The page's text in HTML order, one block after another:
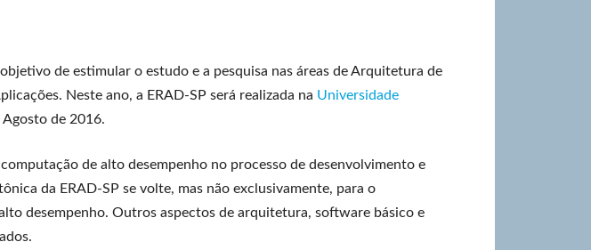
de estimular o estudo e a pesquisa nas áreas de Arquitetura de
Neste ano, a ERAD-SP será realizada na Universidade
Agosto de 2016.
de alto desempenho no processo de desenvolvimento e
da ERAD-SP se volte, mas não exclusivamente, para o
desempenho. Outros aspectos de arquitetura, software básico e